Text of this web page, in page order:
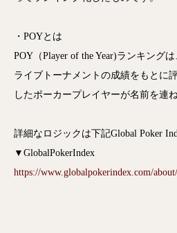
・POYとは
POY（Player of the Year)ランキング
ライブトーナメントの成績をもとに
したポーカープレイヤーが名前を連ね
詳細なロジックは下記Global Poker
▼GlobalPokerIndex
https://www.globalpokerindex.com/